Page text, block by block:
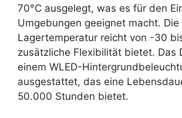
70°C ausgelegt, was es für den
Umgebungen geeignet macht. Die
Lagertemperatur reicht von -30
zusätzliche Flexibilität bietet. Das
einem WLED-
ausgestattet, das eine
50.000 Stunden bietet.